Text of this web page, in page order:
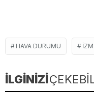
HAVA DURUMU
İLGİNİZİ